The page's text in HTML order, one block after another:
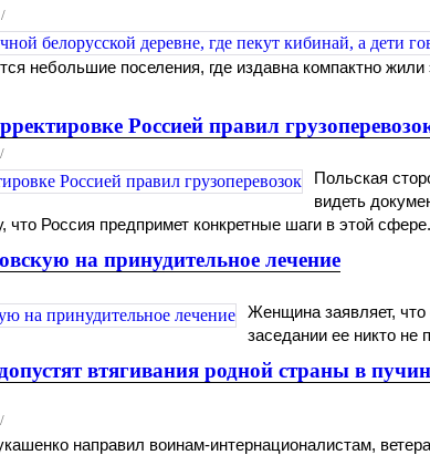
/
небольшие поселения, где издавна компактно жили
Россией правил
/
Польская
видеть
что Россия предпримет конкретные шаги в этой сфере.
на принудительное лечение
Женщина заявляет,
заседании ее никто не
втягивания родной страны в
/
направил воинам-интернационалистам,